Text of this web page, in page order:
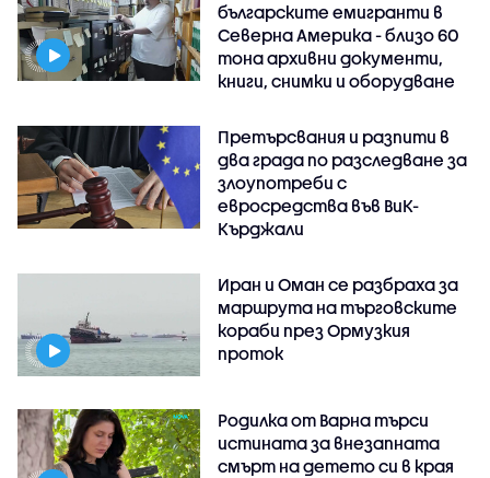
българските емигранти в
Северна Америка - близо 60
тона архивни документи,
книги, снимки и оборудване
Претърсвания и разпити в
два града по разследване за
злоупотреби с
евросредства във ВиК-
Кърджали
Иран и Оман се разбраха за
маршрута на търговските
кораби през Ормузкия
проток
Родилка от Варна търси
истината за внезапната
смърт на детето си в края